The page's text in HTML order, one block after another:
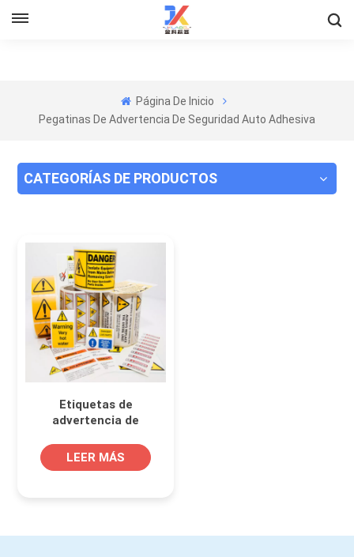
Página De Inicio
Pegatinas De Advertencia De Seguridad Auto Adhesiva
CATEGORÍAS DE PRODUCTOS
Etiquetas de
advertencia de
autoadhesivo para
forma personalizada
LEER MÁS